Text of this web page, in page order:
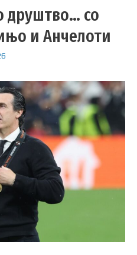
друштво… со
и Анчелоти